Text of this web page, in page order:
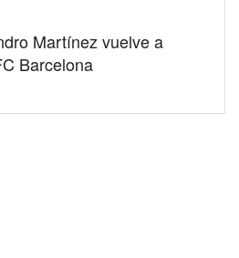
Martínez vuelve a
Barcelona